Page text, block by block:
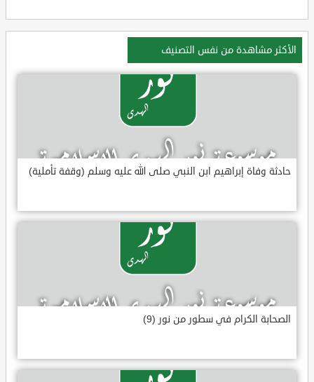
الأكثر مشاهدة من نفس التصنيف
حادثة وفاة إبراهيم ابن النبي صلى الله عليه وسلم (وقفة تأملية)
الصحابة الكرام في سطور من نور (9)